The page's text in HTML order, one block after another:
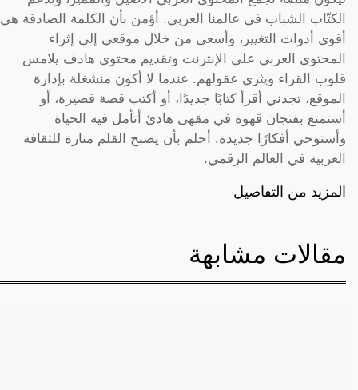
الكتّاب الشباب في عالمنا العربي. أؤمن بأن الكلمة الصادقة هي
أقوى أدوات التغيير، وأسعى من خلال موقعي إلى إثراء
المحتوى العربي على الإنترنت وتقديم محتوى هادف يلامس
قلوب القراء ويثري عقولهم. عندما لا أكون منشغلة بإدارة
الموقع، تجدني أقرأ كتابًا جديدًا، أو أكتب قصة قصيرة، أو
أستمتع بفنجان قهوة في مقهى هادئ أتأمل فيه الحياة
وأستوحي أفكارًا جديدة. أحلم بأن يصبح القلم منارة للثقافة
العربية في العالم الرقمي.
المزيد من التفاصيل
مقالات مشابهة